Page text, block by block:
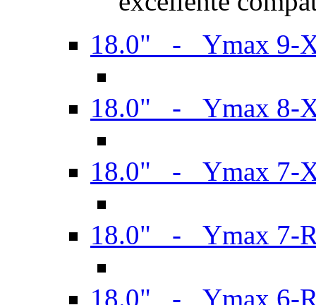
18.0" - Ymax 9-
18.0" - Ymax 8-
18.0" - Ymax 7-
18.0" - Ymax 7-
18.0" - Ymax 6-